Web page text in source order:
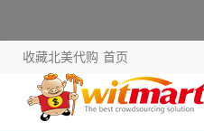
收藏北美代购 首页